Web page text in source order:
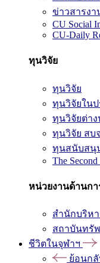
ข่าวสารงา
CU Social
CU-Daily
ทุนวิจัย
ทุนวิจัย
ทุนวิจัยในป
ทุนวิจัยต่าง
ทุนวิจัย สบ
ทุนสนับสนุ
The
หน่วยงานด้านกา
สำนักบริหา
สถาบันทรั
ชีวิตในจุฬาฯ
ย้อนกลั